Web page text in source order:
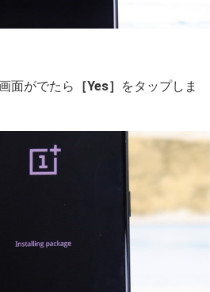
面がでたら ［Yes］ をタップしま